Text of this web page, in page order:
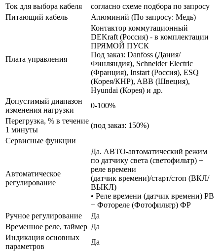
Ток для выбора кабеля
согласно схеме подбора по запросу
Питающий кабель
Алюминий (По запросу: Медь)
Плата управления
Контактор коммутационный
DEKraft (Россия) - в комплектации
ПРЯМОЙ ПУСК
Под заказ: Danfoss (Дания/
Финляндия), Schneider Electric
(Франция), Instart (Россия), ESQ
(Корея/КНР), ABB (Швеция),
Hyundai (Корея) и др.
Допустимый диапазон
изменения нагрузки
0-100%
Перегрузка, % в течение
1 минуты
(под заказ: 150%)
Сервисные функции
Автоматическое
регулирование
Да. АВТО-автоматический режим
по датчику света (светофильтр) +
реле времени
(датчик времени)/старт/стоп (ВКЛ/
ВЫКЛ)
• Реле времени (датчик времени) РВ
+ Фотореле (Фотофильтр) ФР
Ручное регулирование
Да
Временное реле, таймер Да
Индикация основных
параметров
Да